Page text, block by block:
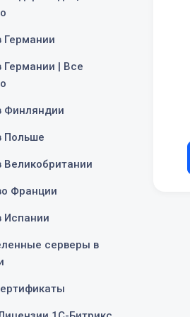
Германии
Германии | Все
Финляндии
Польше
Великобритании
Франции
Испании
серверы в